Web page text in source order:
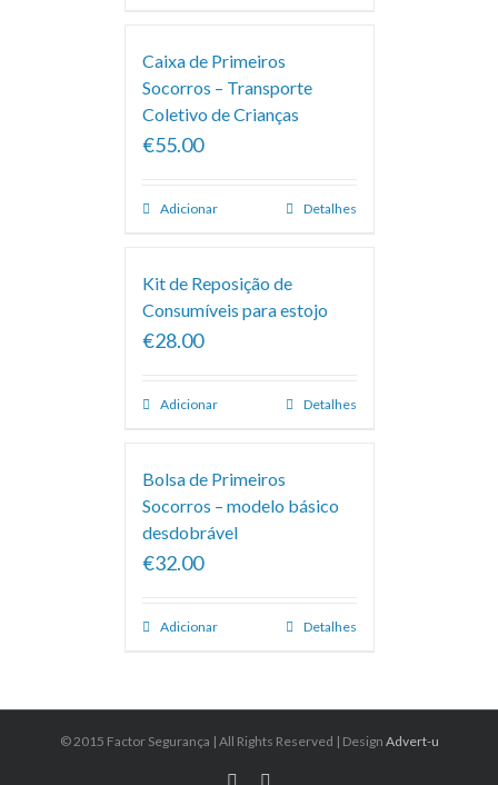
Caixa de Primeiros
Socorros – Transporte
Coletivo de Crianças
€55.00
Adicionar Detalhes
Kit de Reposição de
Consumíveis para estojo
€28.00
Adicionar Detalhes
Bolsa de Primeiros
Socorros – modelo básico
desdobrável
€32.00
Adicionar Detalhes
© 2015 Factor Segurança | All Rights Reserved | Design Advert-u